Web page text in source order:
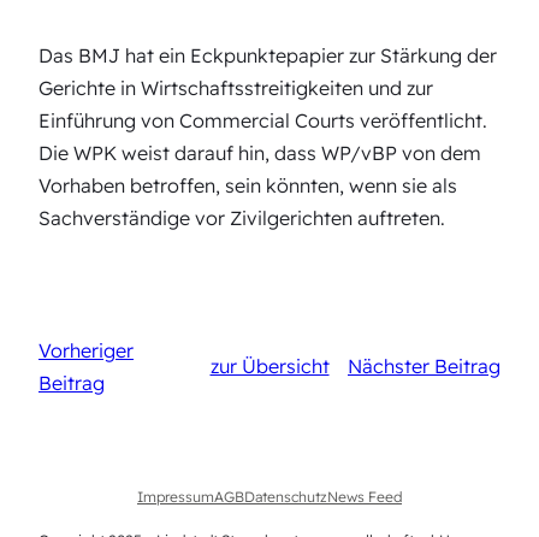
Das BMJ hat ein Eckpunktepapier zur Stärkung der
Gerichte in Wirtschaftsstreitigkeiten und zur
Einführung von Commercial Courts veröffentlicht.
Die WPK weist darauf hin, dass WP/vBP von dem
Vorhaben betroffen, sein könnten, wenn sie als
Sachverständige vor Zivilgerichten auftreten.
Vorheriger
Beitrag
zur Übersicht Nächster Beitrag
ImpressumAGBDatenschutzNews Feed